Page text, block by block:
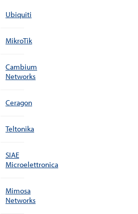
Ubiquiti
MikroTik
Cambium
Networks
Ceragon
Teltonika
SIAE
Microelettronica
Mimosa
Networks